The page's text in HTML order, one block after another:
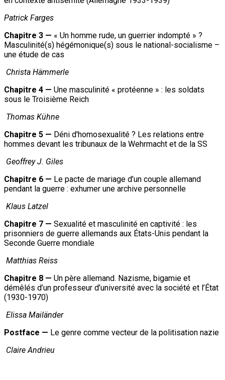
Patrick Farges
Chapitre 3 — « Un homme rude, un guerrier indompté » ?
Masculinité(s) hégémonique(s) sous le national-socialisme –
une étude de cas
Christa Hämmerle
Chapitre 4 — Une masculinité « protéenne » : les soldats
sous le Troisième Reich
Thomas Kühne
Chapitre 5 — Déni d'homosexualité ? Les relations entre
hommes devant les tribunaux de la Wehrmacht et de la SS
Geoffrey J. Giles
Chapitre 6 — Le pacte de mariage d’un couple allemand
pendant la guerre : exhumer une archive personnelle
Klaus Latzel
Chapitre 7 — Sexualité et masculinité en captivité : les
prisonniers de guerre allemands aux États-Unis pendant la
Seconde Guerre mondiale
Matthias Reiss
Chapitre 8 — Un père allemand. Nazisme, bigamie et
démêlés d’un professeur d’université avec la société et l’État
(1930-1970)
Elissa Mailänder
Postface — Le genre comme vecteur de la politisation nazie
Claire Andrieu